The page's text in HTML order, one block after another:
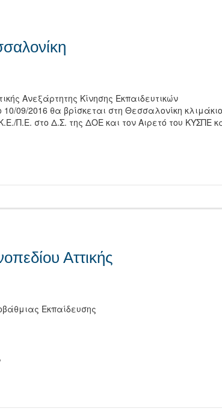
Ανεξάρτητης Κίνησης Εκπαιδευτικών
09/2016 θα βρίσκεται στη Θεσσαλονίκη κλιμάκιο
Π.Ε. στο Δ.Σ. της ΔΟΕ και τον Αιρετό του ΚΥΣΠΕ
Αττικής
Εκπαίδευσης